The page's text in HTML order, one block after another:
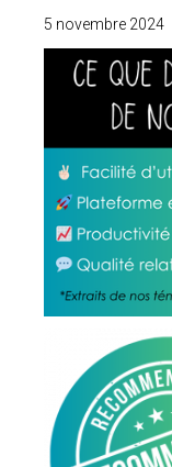
A
5 novembre 2024